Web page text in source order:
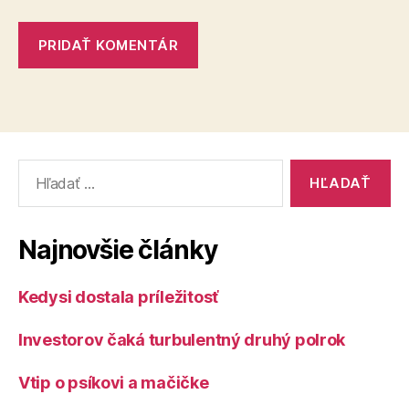
Najnovšie články
Kedysi dostala príležitosť
Investorov čaká turbulentný druhý polrok
Vtip o psíkovi a mačičke